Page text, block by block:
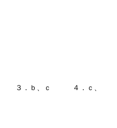
３．ｂ、ｃ ４．ｃ、